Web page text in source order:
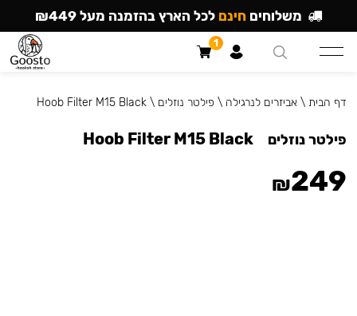
דף הבית \אביזרים לנרגילה \ פילטר נוזלים \
Hoob Filter M15 Black
פילטר נוזלים Hoob Filter M15 Black
₪249
משלוחים חינם לכל הארץ בהזמנה מעל ₪449
1